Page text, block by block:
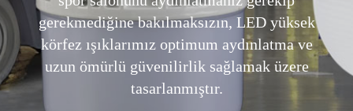
gerekmediğine bakılmaksızın, LED yüksek
körfez ışıklarımız optimum aydınlatma ve
uzun ömürlü güvenilirlik sağlamak üzere
tasarlanmıştır.